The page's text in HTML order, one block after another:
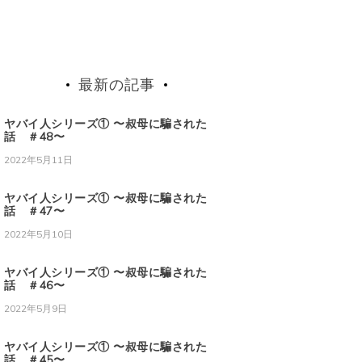
最新の記事
ヤバイ人シリーズ① 〜叔母に騙された
話 ＃48〜
2022年5月11日
ヤバイ人シリーズ① 〜叔母に騙された
話 ＃47〜
2022年5月10日
ヤバイ人シリーズ① 〜叔母に騙された
話 ＃46〜
2022年5月9日
ヤバイ人シリーズ① 〜叔母に騙された